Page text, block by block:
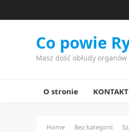
Co powie
Masz dość obłudy
O stronie KONTAKT
Home Bez kategorii